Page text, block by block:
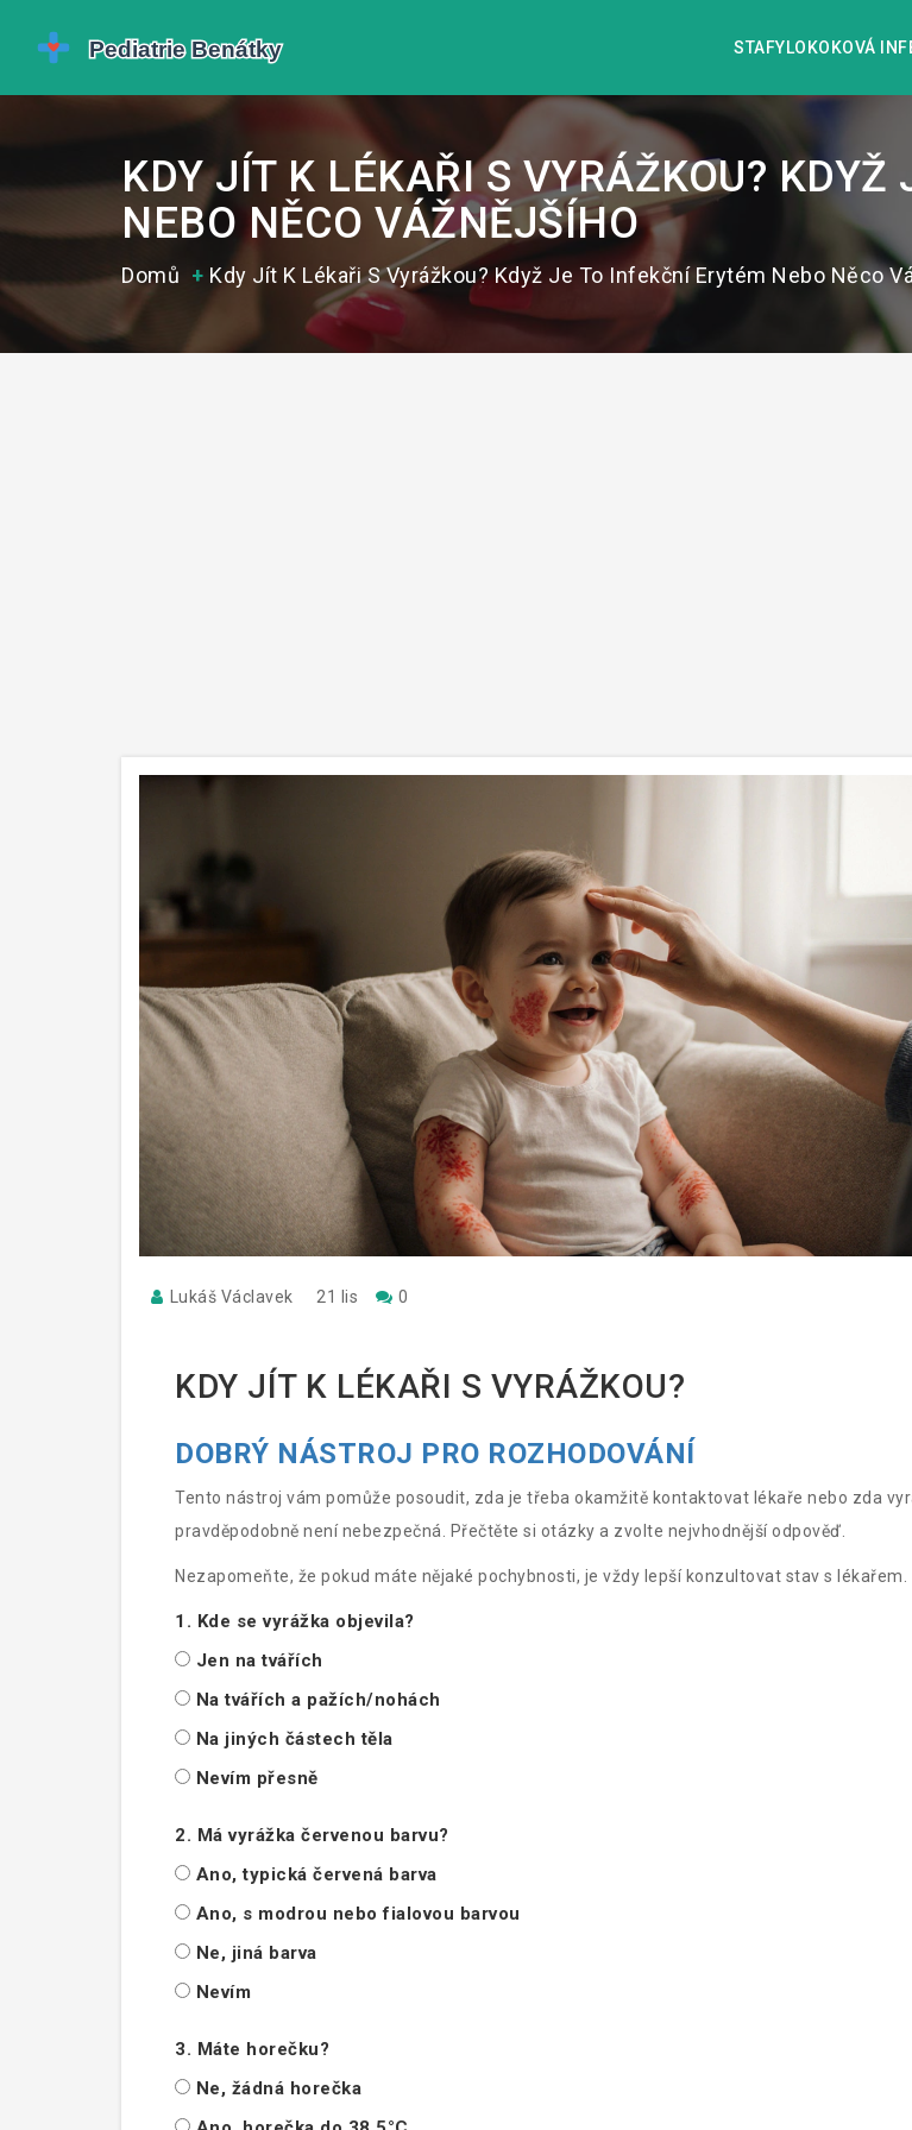
STAFYLOKOKOVÁ
KDY JÍT K LÉKAŘI S VYRÁŽKOU? KDYŽ
NEBO NĚCO VÁŽNĚJŠÍHO
Domů Kdy Jít K Lékaři S Vyrážkou? Když Je To Infekční Erytém Nebo Něco
Lukáš Václavek 21 lis 0
KDY JÍT K LÉKAŘI S VYRÁŽKOU?
DOBRÝ NÁSTROJ PRO ROZHODOVÁNÍ
Tento nástroj vám pomůže posoudit, zda je třeba okamžitě kontaktovat lékaře nebo zda
pravděpodobně není nebezpečná. Přečtěte si otázky a zvolte nejvhodnější odpověď.
Nezapomeňte, že pokud máte nějaké pochybnosti, je vždy lepší konzultovat stav s lékařem.
1. Kde se vyrážka objevila?
Jen na tvářích
Na tvářích a pažích/nohách
Na jiných částech těla
Nevím přesně
2. Má vyrážka červenou barvu?
Ano, typická červená barva
Ano, s modrou nebo fialovou barvou
Ne, jiná barva
Nevím
3. Máte horečku?
Ne, žádná horečka